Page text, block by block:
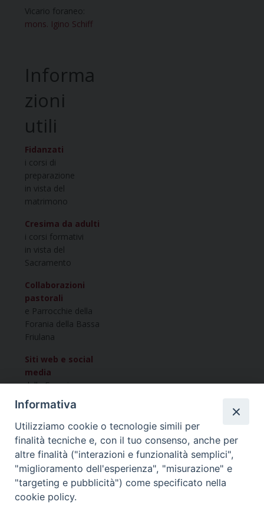
Vicario foraneo:
mons. Igino Schiff
Informa
zioni
utili
Fidanzati
i corsi di
preparazione
in vista del
matrimono
Cresima da adulti
i corsi formativi
in vista del
Sacramento
Collaborazioni
pastorali
e Parrocchie della
Forania della Bassa
Friulana
Siti web e social
media
della Forania
della Bassa
Friulana
Vuoi condividere questo articolo?
Informativa
Utilizziamo cookie o tecnologie simili per
finalità tecniche e, con il tuo consenso, anche per
altre finalità ("interazioni e funzionalità semplici",
"miglioramento dell'esperienza", "misurazione" e
"targeting e pubblicità") come specificato nella
cookie policy.